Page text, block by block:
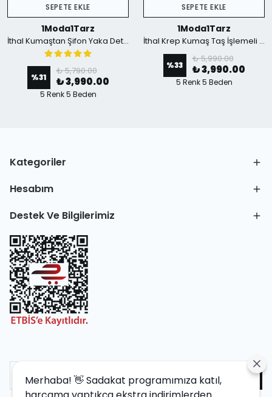
SEPETE EKLE
1Moda1Tarz
İthal Kumaştan Şifon Yaka Detaylı Piliseli Kemerli Astarlı Özel Tasarım Elbise - mavi
%31
₺ 5,790.00
₺ 3,990.00
5 Renk 5 Beden
SEPETE EKLE
1Moda1Tarz
İthal Krep Kumaş Taş İşlemeli Askılı Astarlı Özel Tasarım Yırtmaçlı Maxi Elbise - Yeşil
%33
₺ 5,990.00
₺ 3,990.00
5 Renk 5 Beden
Kategoriler
Hesabım
Destek Ve Bilgilerimiz
Merhaba! 👋 Sadakat programımıza katıl,